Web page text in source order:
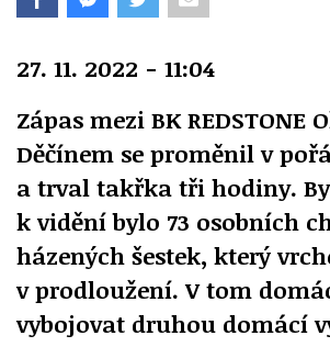
27. 11. 2022 - 11:04
Zápas mezi BK REDSTONE
Děčínem se proměnil v
a trval takřka tři hodiny.
k vidění bylo 73 osobních
házených šestek, který
v prodloužení. V tom
vybojovat druhou domácí